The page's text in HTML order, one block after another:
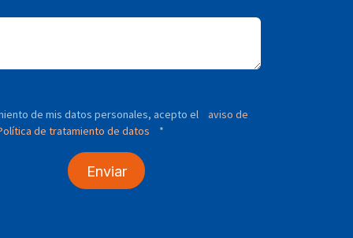
de mis datos personales, acepto el
aviso de
de tratamiento de datos *
Enviar